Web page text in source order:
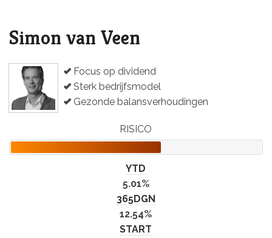
Over ons
F.A.Q.
Simon van Veen
Focus op dividend
Sterk bedrijfsmodel
Gezonde balansverhoudingen
RISICO
YTD
5.01%
365DGN
12.54%
START